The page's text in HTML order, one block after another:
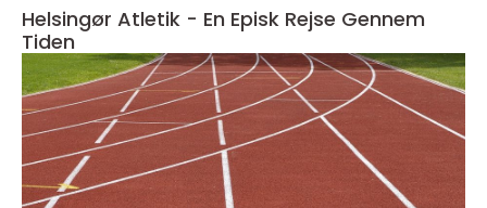
Helsingør Atletik - En Episk Rejse Gennem
Tiden